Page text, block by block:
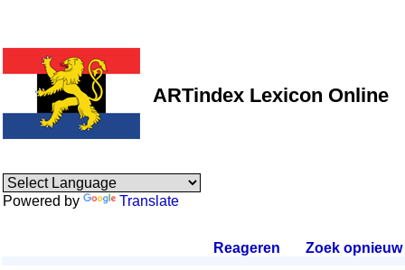
ARTindex Lexicon Online
Powered by Translate
Reageren Zoek opnieuw.